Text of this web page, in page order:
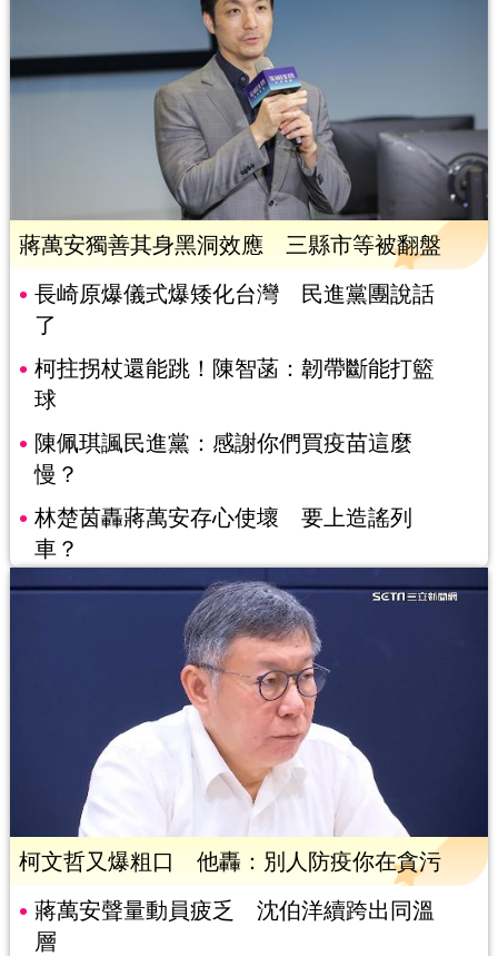
蔣萬安獨善其身黑洞效應 三縣市等被翻盤
長崎原爆儀式爆矮化台灣 民進黨團說話
了
柯拄拐杖還能跳！陳智菡：韌帶斷能打籃
球
陳佩琪諷民進黨：感謝你們買疫苗這麼
慢？
林楚茵轟蔣萬安存心使壞 要上造謠列
車？
柯文哲又爆粗口 他轟：別人防疫你在貪污
蔣萬安聲量動員疲乏 沈伯洋續跨出同溫
層